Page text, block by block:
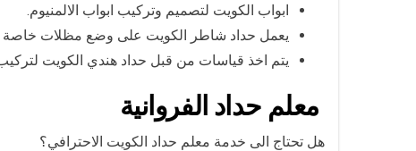
ابواب الكويت لتصميم وتركيب ابواب الالمنيوم.
يعمل حداد شاطر الكويت على وضع مظلات خاصة
يتم اخذ قياسات من قبل حداد هندي الكويت
معلم حداد الفروانية
هل تحتاج الى خدمة معلم حداد الكويت الاحترافي؟